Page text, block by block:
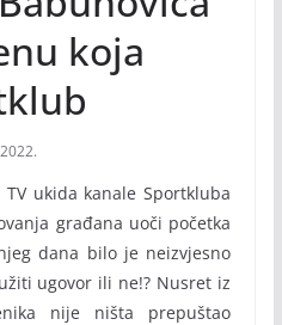
koja
ukida kanale Sportkluba
građana uoči početka
dana bilo je neizvjesno
ugovor ili ne!? Nusret iz
nije ništa prepuštao